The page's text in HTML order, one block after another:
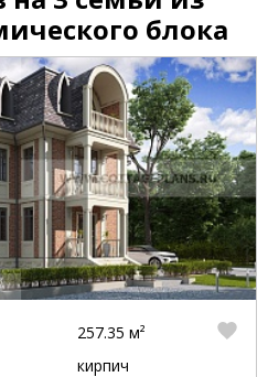
блока
257.35 м²
кирпич